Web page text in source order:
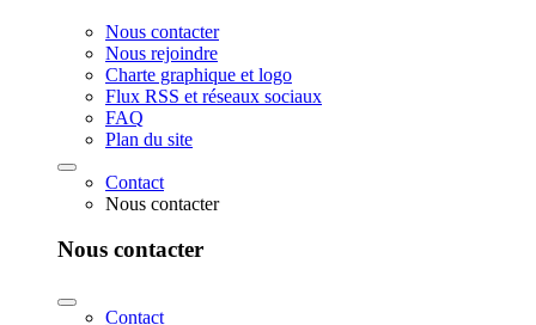
Nous contacter
Nous rejoindre
Charte graphique et logo
Flux RSS et réseaux sociaux
FAQ
Plan du site
Contact
Nous contacter
Nous contacter
Contact